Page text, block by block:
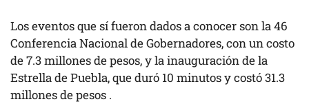
Los eventos que sí fueron dados a conocer son la 46
Conferencia Nacional de Gobernadores, con un costo
de 7.3 millones de pesos, y la inauguración de la
Estrella de Puebla, que duró 10 minutos y costó 31.3
millones de pesos .